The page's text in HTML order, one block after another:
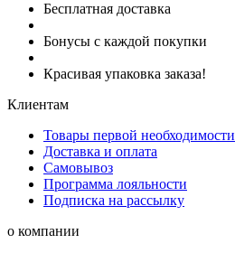
Бесплатная доставка
Бонусы с каждой покупки
Красивая упаковка заказа!
Клиентам
Товары первой необходимости
Доставка и оплата
Самовывоз
Программа лояльности
Подписка на рассылку
о компании